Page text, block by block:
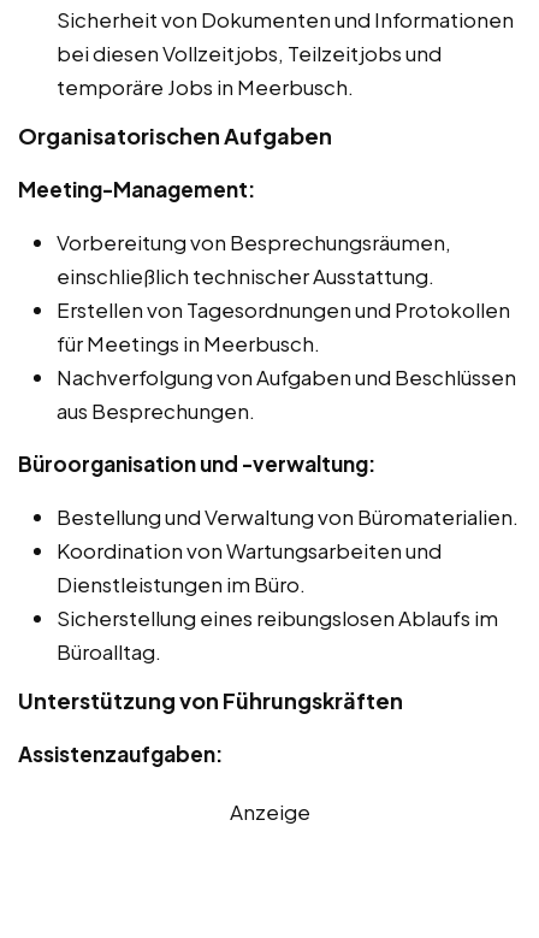
Sicherheit von Dokumenten und Informationen
bei diesen Vollzeitjobs, Teilzeitjobs und
temporäre Jobs in Meerbusch.
Organisatorischen Aufgaben
Meeting-Management:
Vorbereitung von Besprechungsräumen,
einschließlich technischer Ausstattung.
Erstellen von Tagesordnungen und Protokollen
für Meetings in Meerbusch.
Nachverfolgung von Aufgaben und Beschlüssen
aus Besprechungen.
Büroorganisation und -verwaltung:
Bestellung und Verwaltung von Büromaterialien.
Koordination von Wartungsarbeiten und
Dienstleistungen im Büro.
Sicherstellung eines reibungslosen Ablaufs im
Büroalltag.
Unterstützung von Führungskräften
Assistenzaufgaben:
Anzeige